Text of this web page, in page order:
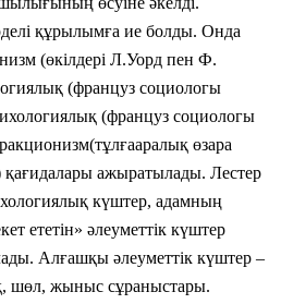
құрылымға ие болды. Онда
(өкілдері Л.Уорд пен Ф.
(француз социологы
(француз социологы
өзара
қағидалары ажыратылады. Лестер
күштер, адамның
ететін» әлеуметтік күштер
Алғашқы әлеуметтік күштер –
шөл, жыныс сұраныстары.